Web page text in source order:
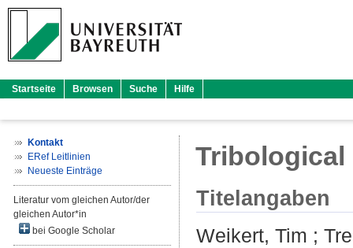
Startseite Browsen Suche Hilfe
Kontakt
ERef Leitlinien
Neueste Einträge
Literatur vom gleichen Autor/der
gleichen Autor*in
bei Google Scholar
Titelangaben
Weikert, Tim ;